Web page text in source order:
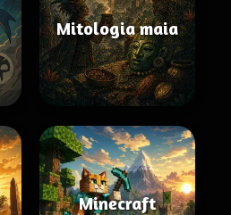
Mitologia maia
Minecraft